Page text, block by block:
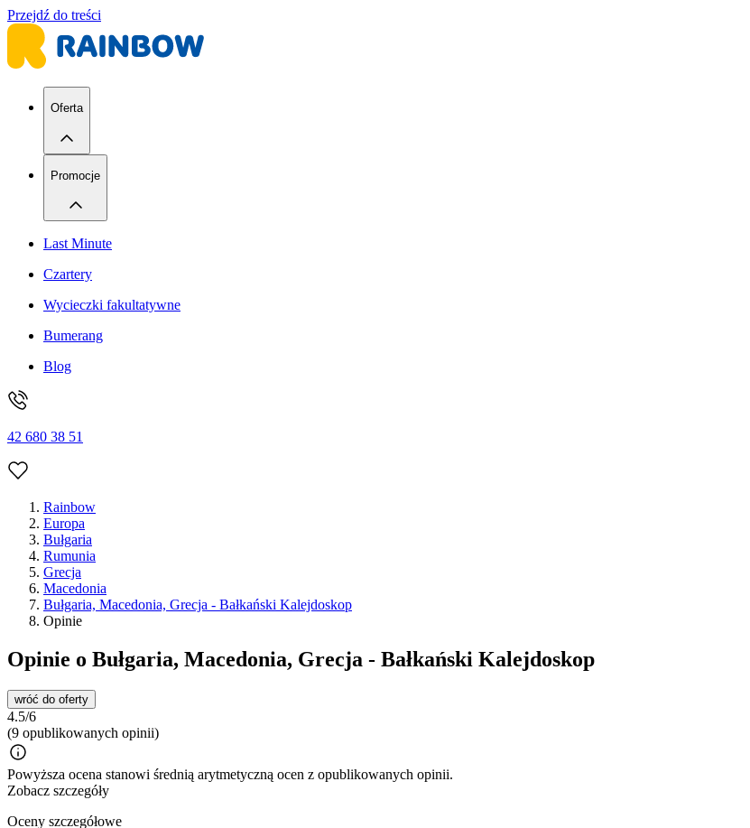
Przejdź do treści
Oferta
Promocje
Last Minute
Czartery
Wycieczki fakultatywne
Bumerang
Blog
42 680 38 51
Rainbow
Europa
Bułgaria
Rumunia
Grecja
Macedonia
Bułgaria, Macedonia, Grecja - Bałkański Kalejdoskop
Opinie
Opinie o Bułgaria, Macedonia, Grecja - Bałkański Kalejdoskop
wróć do oferty
4.5/6
(9 opublikowanych opinii)
Powyższa ocena stanowi średnią arytmetyczną ocen z opublikowanych opinii.
Zobacz szczegóły
Oceny szczegółowe